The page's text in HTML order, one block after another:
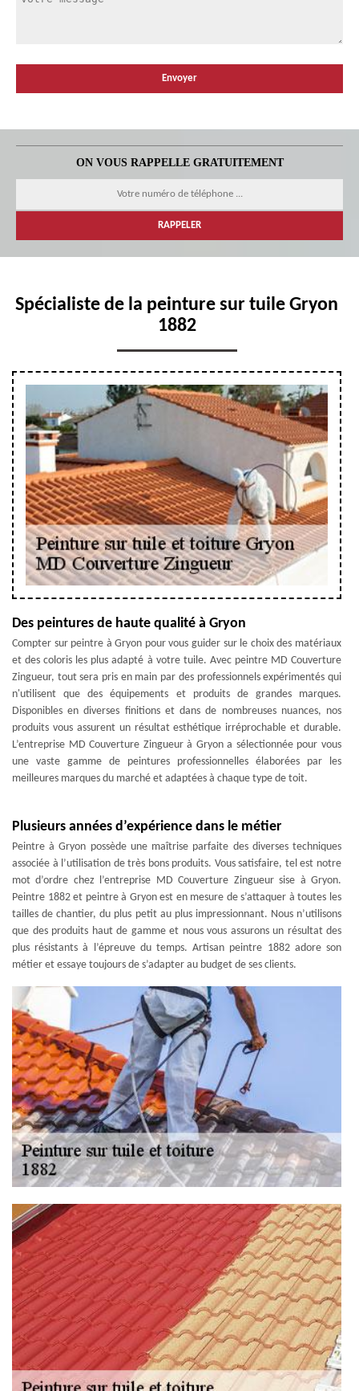
ON VOUS RAPPELLE GRATUITEMENT
Spécialiste de la peinture sur tuile Gryon
1882
Des peintures de haute qualité à Gryon
Compter sur peintre à Gryon pour vous guider sur le choix des matériaux
et des coloris les plus adapté à votre tuile. Avec peintre MD Couverture
Zingueur, tout sera pris en main par des professionnels expérimentés qui
n'utilisent que des équipements et produits de grandes marques.
Disponibles en diverses finitions et dans de nombreuses nuances, nos
produits vous assurent un résultat esthétique irréprochable et durable.
L’entreprise MD Couverture Zingueur à Gryon a sélectionnée pour vous
une vaste gamme de peintures professionnelles élaborées par les
meilleures marques du marché et adaptées à chaque type de toit.
Plusieurs années d’expérience dans le métier
Peintre à Gryon possède une maîtrise parfaite des diverses techniques
associée à l’utilisation de très bons produits. Vous satisfaire, tel est notre
mot d’ordre chez l’entreprise MD Couverture Zingueur sise à Gryon.
Peintre 1882 et peintre à Gryon est en mesure de s’attaquer à toutes les
tailles de chantier, du plus petit au plus impressionnant. Nous n’utilisons
que des produits haut de gamme et nous vous assurons un résultat des
plus résistants à l’épreuve du temps. Artisan peintre 1882 adore son
métier et essaye toujours de s’adapter au budget de ses clients.